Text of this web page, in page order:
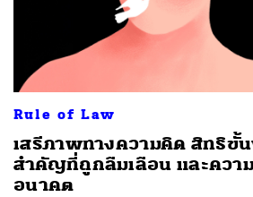
Rule of Law
เสรีภาพทางความคิด สิทธิขั้
สำคัญที่ถูกลืมเลือน และควา
อนาคต